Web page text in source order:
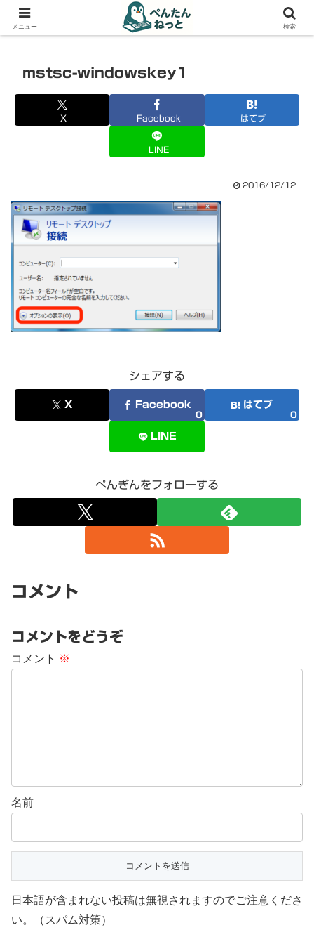
PCやガジェットの備忘録
mstsc-windowskey1
X Facebook はてブ
LINE
2016/12/12
シェアする
X Facebook
0
はてブ
0
LINE
ぺんぎんをフォローする
コメント
コメントをどうぞ
コメント ※
名前
日本語が含まれない投稿は無視されますのでご注意くださ
い。（スパム対策）
メニュー 検索